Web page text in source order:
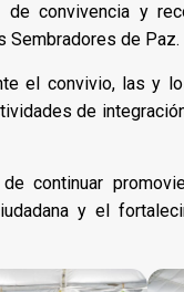
convivencia y
Sembradores de Paz.
el convivio, las y
de
continuar
y el